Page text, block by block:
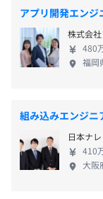
現場エンジニア
え、パーソルグ
の他の機関によ
できる環境が整っ
■言語：C
就業場所の変更
＜雇入時＞
本社、および大
守口市・大東市
大阪府高槻市の
市／北海道札幌
拠点を含む会社
う場所、派遣先
ることがあり、
■通勤交通費：
■残業手当：1分
∟※管理職は年俸
∟※45時間超過残
昇給：年1回（4
きませんか？ 【開発事例／導入実績】 ■IoT住宅向
け管理端末 IoT
家電や住宅設
理・操作を可
発、評価、量
ストだけでな
■AI搭載カメラ
ラモジュール
からAI画像解
照合。照合結
アプリ開発エンジ
株式会
480
福岡
組み込みエンジニ
日本ナ
410
大阪